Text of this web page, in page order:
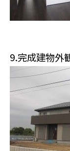
9.完成建物外